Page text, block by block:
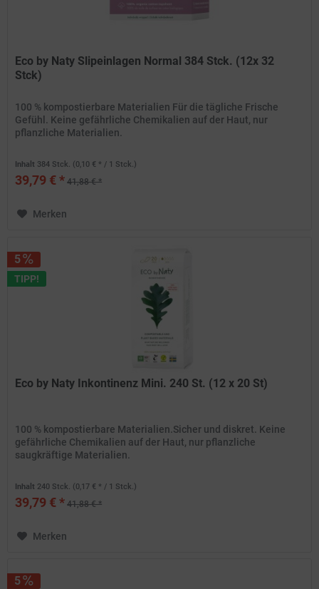
Eco by Naty Slipeinlagen Normal 384 Stck. (12x 32
Stck)
100 % kompostierbare Materialien Für die tägliche Frische
Gefühl. Keine gefährliche Chemikalien auf der Haut, nur
pflanzliche Materialien.
Inhalt 384 Stck. (0,10 € * / 1 Stck.)
39,79 € * 41,88 € *
Merken
5
TIPP!
Eco by Naty Inkontinenz Mini. 240 St. (12 x 20 St)
100 % kompostierbare Materialien.Sicher und diskret. Keine
gefährliche Chemikalien auf der Haut, nur pflanzliche
saugkräftige Materialien.
Inhalt 240 Stck. (0,17 € * / 1 Stck.)
39,79 € * 41,88 € *
Merken
5